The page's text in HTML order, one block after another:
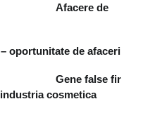
Afacere de
oportunitate de afaceri
Gene false fir
cosmetica